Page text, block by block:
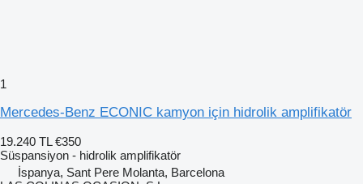
1
Mercedes-Benz ECONIC kamyon için hidrolik amplifikatör
19.240 TL €350
Süspansiyon - hidrolik amplifikatör
İspanya, Sant Pere Molanta, Barcelona